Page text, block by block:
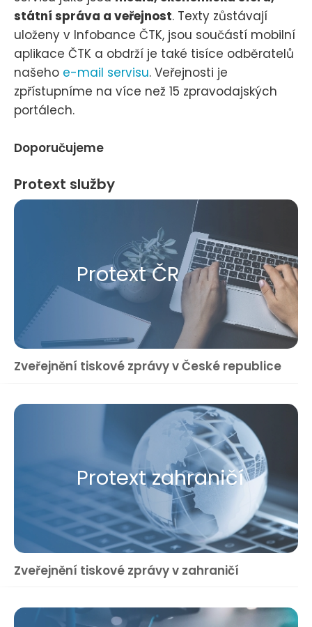
státní správa a veřejnost. Texty zůstávají
uloženy v Infobance ČTK, jsou součástí mobilní
aplikace ČTK a obdrží je také tisíce odběratelů
našeho e-mail servisu. Veřejnosti je
zpřístupníme na více než 15 zpravodajských
portálech.
Doporučujeme
Protext služby
Protext ČR
Zveřejnění tiskové zprávy v České republice
Protext zahraničí
Zveřejnění tiskové zprávy v zahraničí